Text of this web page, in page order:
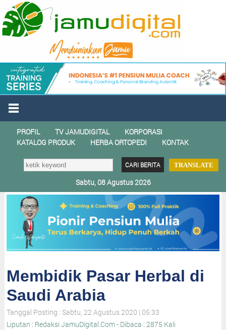
PROFIL TV JAMUDIGITAL
KORPORASI
KATALOG PRODUK
HERBA ORTOPEDI KONTAK
TRANSLATE
Sabtu, 08 Agustus 2026
Membidik Pasar Herbal di
Saudi Arabia
Tanggal Posting : Sabtu, 22 Agustus 2020 | 05:33
Liputan : Redaksi JamuDigital.Com - Dibaca : 2875 Kali